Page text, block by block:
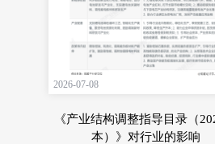
2026-07-08
《产业结构调整指导目录（
本）》对行业的影响